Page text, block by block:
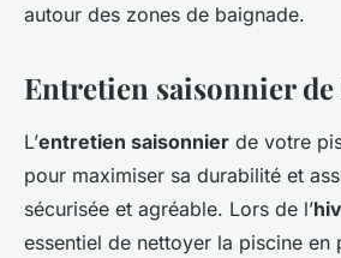
autour des zones de baignade.
Entretien saisonnier
L’entretien saisonnier de votre
pour maximiser sa durabilité et
sécurisée et agréable. Lors de l’
essentiel de nettoyer la piscine en